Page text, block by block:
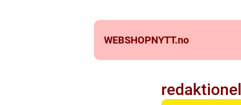
WEBSHOPNYTT.no
redaktionel